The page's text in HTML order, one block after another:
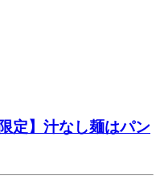
定】汁なし麺はパン